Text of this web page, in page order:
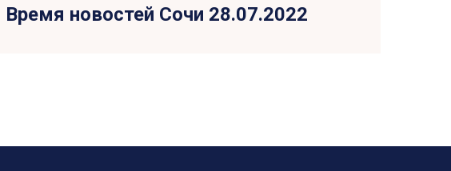
Время новостей Сочи 28.07.2022